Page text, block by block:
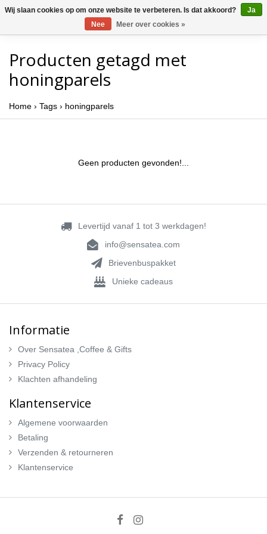
Producten getagd met
honingparels
Home › Tags › honingparels
Geen producten gevonden!...
Levertijd vanaf 1 tot 3 werkdagen!
info@sensatea.com
Brievenbuspakket
Unieke cadeaus
Informatie
Over Sensatea ,Coffee & Gifts
Privacy Policy
Klachten afhandeling
Klantenservice
Algemene voorwaarden
Betaling
Verzenden & retourneren
Klantenservice
Wij slaan cookies op om onze website te verbeteren. Is dat akkoord?
Ja
Nee
Meer over cookies »